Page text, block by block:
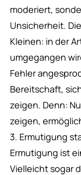
moderiert,
Unsicherheit.
Kleinen: in der
umgegangen
Fehler
Bereitschaft,
zeigen. Denn:
zeigen,
3. Ermutigung
Ermutigung ist
Vielleicht sogar